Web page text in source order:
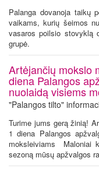
Palanga dovanoja taikų
vaikams, kurių šeimos
vasaros poilsio stovyklą
grupė.
Artėjančių mokslo
diena Palangos
nuolaidą visiems
"Palangos tilto"
Turime jums gerą žinią!
1 diena Palangos
moksleiviams Maloniai
sezoną mūsų apžvalgos